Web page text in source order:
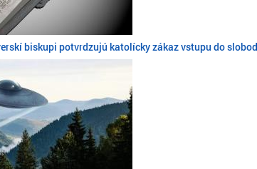
biskupi potvrdzujú katolícky zákaz vstupu do